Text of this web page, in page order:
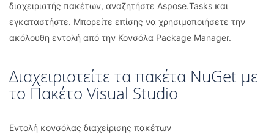
διαχειριστής πακέτων, αναζητήστε Aspose.Tasks και
εγκαταστήστε. Μπορείτε επίσης να χρησιμοποιήσετε την
ακόλουθη εντολή από την Κονσόλα Package Manager.
Διαχειριστείτε τα πακέτα NuGet με
το Πακέτο Visual Studio
Εντολή κονσόλας διαχείρισης πακέτων